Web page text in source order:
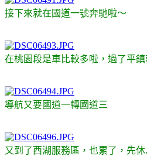
接下來就在國道一號奔馳啦～
在桃園段是車比較多啦，過了平
導航又要國道一轉國道三
又到了西湖服務區，也累了，先